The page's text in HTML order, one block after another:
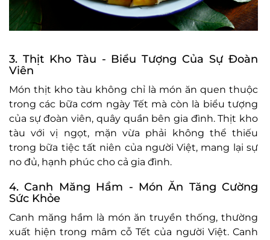
3. Thịt Kho Tàu - Biểu Tượng Của Sự Đoàn
Viên
Món thịt kho tàu không chỉ là món ăn quen thuộc
trong các bữa cơm ngày Tết mà còn là biểu tượng
của sự đoàn viên, quây quần bên gia đình. Thịt kho
tàu với vị ngọt, mặn vừa phải không thể thiếu
trong bữa tiệc tất niên của người Việt, mang lại sự
no đủ, hạnh phúc cho cả gia đình.
4. Canh Măng Hầm - Món Ăn Tăng Cường
Sức Khỏe
Canh măng hầm là món ăn truyền thống, thường
xuất hiện trong mâm cỗ Tết của người Việt. Canh